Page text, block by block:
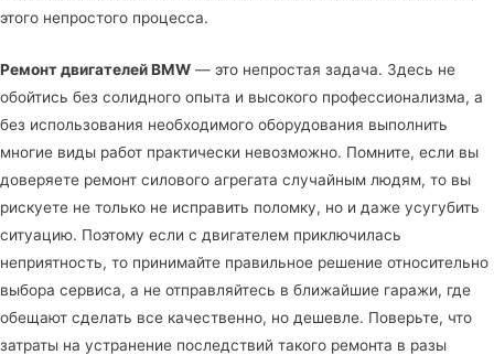
этого непростого процесса.
Ремонт двигателей BMW — это непростая задача. Здесь не
обойтись без солидного опыта и высокого профессионализма, а
без использования необходимого оборудования выполнить
многие виды работ практически невозможно. Помните, если вы
доверяете ремонт силового агрегата случайным людям, то вы
рискуете не только не исправить поломку, но и даже усугубить
ситуацию. Поэтому если с двигателем приключилась
неприятность, то принимайте правильное решение относительно
выбора сервиса, а не отправляйтесь в ближайшие гаражи, где
обещают сделать все качественно, но дешевле. Поверьте, что
затраты на устранение последствий такого ремонта в разы